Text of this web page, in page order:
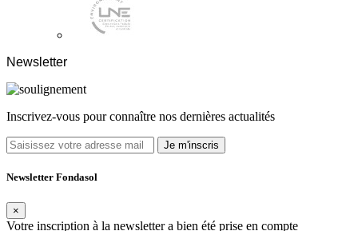
Newsletter
Inscrivez-vous pour connaître nos dernières actualités
Je m'inscris
Newsletter Fondasol
×
Votre inscription à la newsletter a bien été prise en compte